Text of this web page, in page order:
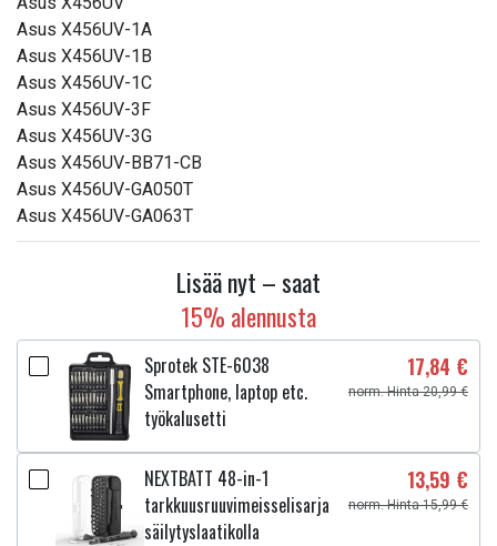
Asus X456UV-1A
Asus X456UV-1B
Asus X456UV-1C
Asus X456UV-3F
Asus X456UV-3G
Asus X456UV-BB71-CB
Asus X456UV-GA050T
Asus X456UV-GA063T
Lisää nyt – saat
15% alennusta
Sprotek STE-6038
Smartphone, laptop etc.
työkalusetti
17,84 €
norm. Hinta 20,99 €
NEXTBATT 48-in-1
tarkkuusruuvimeisselisarja
säilytyslaatikolla
13,59 €
norm. Hinta 15,99 €